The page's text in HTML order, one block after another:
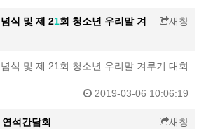
식 및 제 21회 청소년 우리말 겨
새창
식 및 제 21회 청소년 우리말 겨루기 대회
2019-03-06 10:06:19
석간담회 새창